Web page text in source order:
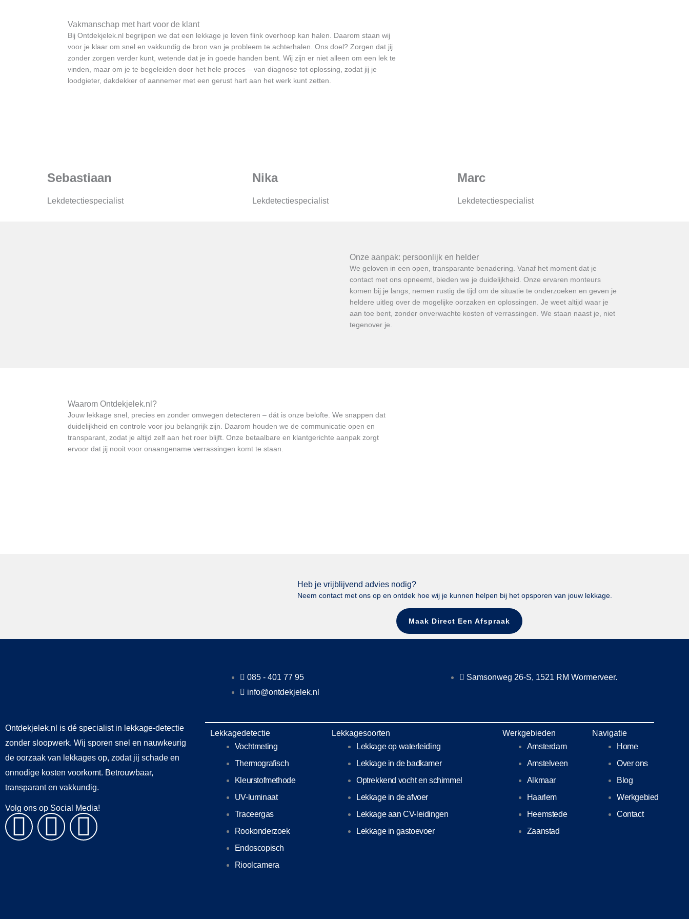
Vakmanschap met hart voor de klant
Bij Ontdekjelek.nl begrijpen we dat een lekkage je leven flink overhoop kan halen. Daarom staan wij
voor je klaar om snel en vakkundig de bron van je probleem te achterhalen. Ons doel? Zorgen dat jij
zonder zorgen verder kunt, wetende dat je in goede handen bent. Wij zijn er niet alleen om een lek te
vinden, maar om je te begeleiden door het hele proces – van diagnose tot oplossing, zodat jij je
loodgieter, dakdekker of aannemer met een gerust hart aan het werk kunt zetten.
Sebastiaan
Lekdetectiespecialist
Nika
Lekdetectiespecialist
Marc
Lekdetectiespecialist
Onze aanpak: persoonlijk en helder
We geloven in een open, transparante benadering. Vanaf het moment dat je
contact met ons opneemt, bieden we je duidelijkheid. Onze ervaren monteurs
komen bij je langs, nemen rustig de tijd om de situatie te onderzoeken en geven je
heldere uitleg over de mogelijke oorzaken en oplossingen. Je weet altijd waar je
aan toe bent, zonder onverwachte kosten of verrassingen. We staan naast je, niet
tegenover je.
Waarom Ontdekjelek.nl?
Jouw lekkage snel, precies en zonder omwegen detecteren – dát is onze belofte. We snappen dat
duidelijkheid en controle voor jou belangrijk zijn. Daarom houden we de communicatie open en
transparant, zodat je altijd zelf aan het roer blijft. Onze betaalbare en klantgerichte aanpak zorgt
ervoor dat jij nooit voor onaangename verrassingen komt te staan.
Heb je vrijblijvend advies nodig?
Neem contact met ons op en ontdek hoe wij je kunnen helpen bij het opsporen van jouw lekkage.
Maak Direct Een Afspraak
Ontdekjelek.nl is dé specialist in lekkage-detectie
zonder sloopwerk. Wij sporen snel en nauwkeurig
de oorzaak van lekkages op, zodat jij schade en
onnodige kosten voorkomt. Betrouwbaar,
transparant en vakkundig.
Volg ons op Social Media!
F
a
L
i
I
n
085 - 401 77 95
info@ontdekjelek.nl
Samsonweg 26-S, 1521 RM Wormerveer.
Lekkagedetectie
Vochtmeting
Thermografisch
Kleurstofmethode
UV-luminaat
Traceergas
Rookonderzoek
Endoscopisch
Rioolcamera
Lekkagesoorten
Lekkage op waterleiding
Lekkage in de badkamer
Optrekkend vocht en schimmel
Lekkage in de afvoer
Lekkage aan CV-leidingen
Lekkage in gastoevoer
Werkgebieden
Amsterdam
Amstelveen
Alkmaar
Haarlem
Heemstede
Zaanstad
Navigatie
Home
Over ons
Blog
Werkgebied
Contact